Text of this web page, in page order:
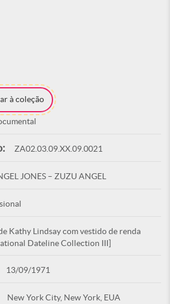
à coleção
ZA02.03.09.XX.09.0021
JONES – ZUZU ANGEL
Kathy Lindsay com vestido de renda
Dateline Collection III]
13/09/1971
New York City, New York, EUA